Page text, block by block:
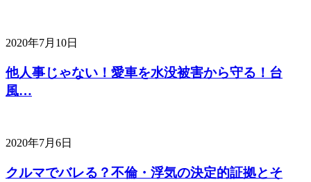
2020年7月10日
他人事じゃない！愛車を水没被害から守る！台
風…
2020年7月6日
クルマでバレる？不倫・浮気の決定的証拠とそ